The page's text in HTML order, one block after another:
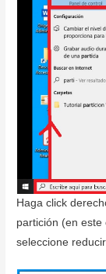
Haga click
partición (en
seleccione